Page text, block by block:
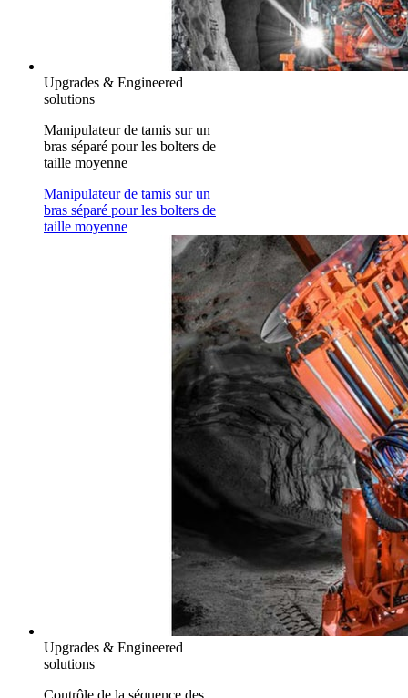
Upgrades & Engineered
solutions
Manipulateur de tamis sur un
bras séparé pour les bolters de
taille moyenne
Manipulateur de tamis sur un
bras séparé pour les bolters de
taille moyenne
Upgrades & Engineered
solutions
Contrôle de la séquence des